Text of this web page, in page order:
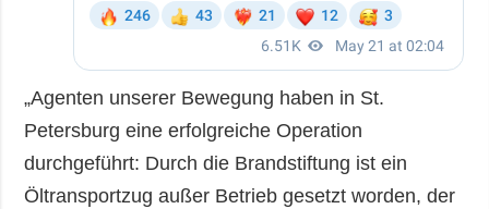
„Agenten unserer Bewegung haben in St.
Petersburg eine erfolgreiche Operation
durchgeführt: Durch die Brandstiftung ist ein
Öltransportzug außer Betrieb gesetzt worden, der